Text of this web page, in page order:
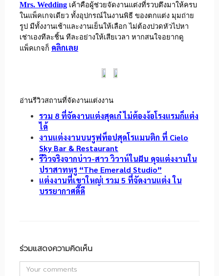
Mrs. Wedding เค้าคือผู้ช่วยจัดงานแต่งที่รวบตึงมาให้ครบ
ในแพ็คเกจเดียว ทั้งอุปกรณ์ในงานพิธี ของตกแต่ง มุมถ่าย
รูป มีทั้งงานเช้าและงานเย็นให้เลือก ไม่ต้องปวดหัวไปหา
เช่าเองทีละชิ้น ทีละอย่างให้เสียเวลา หากสนใจอยากดู
แพ็คเกจก็ คลิกเลย
อ่านรีวิวสถานที่จัดงานแต่งงาน
รวม 8 ที่จัดงานแต่งสุดเก๋ ไม่ต้องง้อโรงแรมก็แต่ง
ได้
งานแต่งงานบนรูฟท็อปสุดโรแมนติก ที่ Cielo
Sky Bar & Restaurant
รีวิวจริงจากบ่าว-สาว วิวาห์ในฝัน ดุจแต่งงานใน
ปราสาทหรู “The Emerald Studio”
แต่งงานที่เขาใหญ่! รวม 5 ที่จัดงานแต่ง ใน
บรรยากาศดี๊ดี
ร่วมแสดงความคิดเห็น